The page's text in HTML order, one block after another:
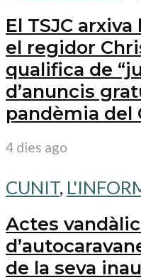
El TSJC
el regidor
qualifica de
d’anuncis
pandèmia del
4 dies ago
CUNIT,
Actes
de la seva